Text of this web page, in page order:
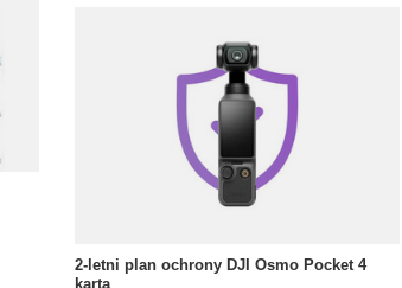
2-letni plan ochrony DJI Osmo Pocket 4
karta